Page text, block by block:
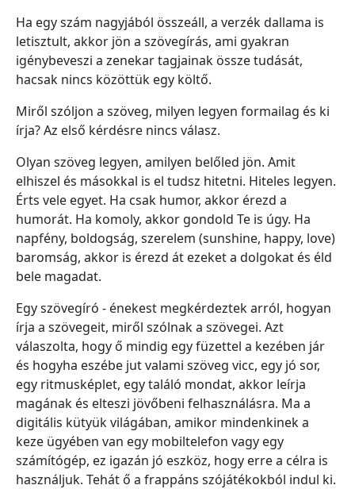
Ha egy szám nagyjából összeáll, a verzék dallama is
letisztult, akkor jön a szövegírás, ami gyakran
igénybeveszi a zenekar tagjainak össze tudását,
hacsak nincs közöttük egy költő.
Miről szóljon a szöveg, milyen legyen formailag és ki
írja? Az első kérdésre nincs válasz.
Olyan szöveg legyen, amilyen belőled jön. Amit
elhiszel és másokkal is el tudsz hitetni. Hiteles legyen.
Érts vele egyet. Ha csak humor, akkor érezd a
humorát. Ha komoly, akkor gondold Te is úgy. Ha
napfény, boldogság, szerelem (sunshine, happy, love)
baromság, akkor is érezd át ezeket a dolgokat és éld
bele magadat.
Egy szövegíró - énekest megkérdeztek arról, hogyan
írja a szövegeit, miről szólnak a szövegei. Azt
válaszolta, hogy ő mindig egy füzettel a kezében jár
és hogyha eszébe jut valami szöveg vicc, egy jó sor,
egy ritmusképlet, egy találó mondat, akkor leírja
magának és elteszi jövőbeni felhasználásra. Ma a
digitális kütyük világában, amikor mindenkinek a
keze ügyében van egy mobiltelefon vagy egy
számítógép, ez igazán jó eszköz, hogy erre a célra is
használjuk. Tehát ő a frappáns szójátékokból indul ki.